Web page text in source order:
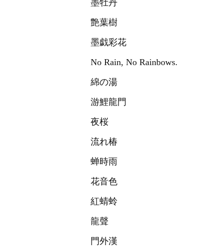
墨牡丹
艶葉樹
墨戯彩花
No Rain, No Rainbows.
綿の湯
游鯉龍門
夜桜
流れ椿
蝉時雨
花音色
紅蜻蛉
龍聲
門外漢